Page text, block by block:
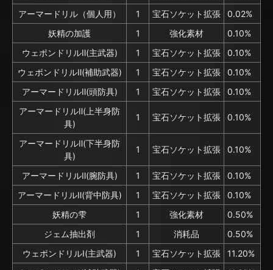
アーマードリル（個人用）
1 宝石ソケット拡張
0.02%
妖精の加護
1 強化素材
0.10%
ウェポンドリルⅡ(主武器)
1 宝石ソケット拡張
0.10%
ウェポンドリルⅡ(補助武器)
1 宝石ソケット拡張
0.10%
アーマードリルⅡ(頭防具)
1 宝石ソケット拡張
0.10%
アーマードリルⅡ(上半身防
具)
1 宝石ソケット拡張 0.10%
アーマードリルⅡ(下半身防
具)
1 宝石ソケット拡張 0.10%
アーマードリルⅡ(腕防具) 1 宝石ソケット拡張
0.10%
アーマードリルⅡ(背中防具)
1 宝石ソケット拡張
0.10%
妖精の雫
1 強化素材
0.50%
ジェム抽出剤
1 消耗品
0.50%
ウェポンドリルⅠ(主武器)
1 宝石ソケット拡張
11.20%